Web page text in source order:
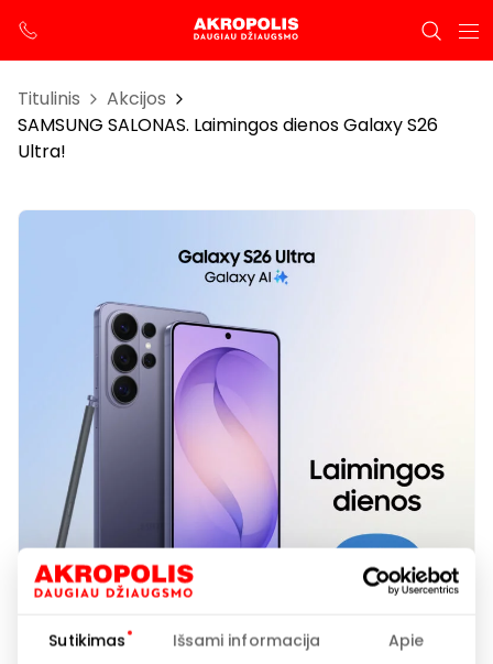
Sutikimas Išsami informacija Apie
Titulinis
Akcijos
SAMSUNG SALONAS. Laimingos dienos Galaxy S26
Ultra!